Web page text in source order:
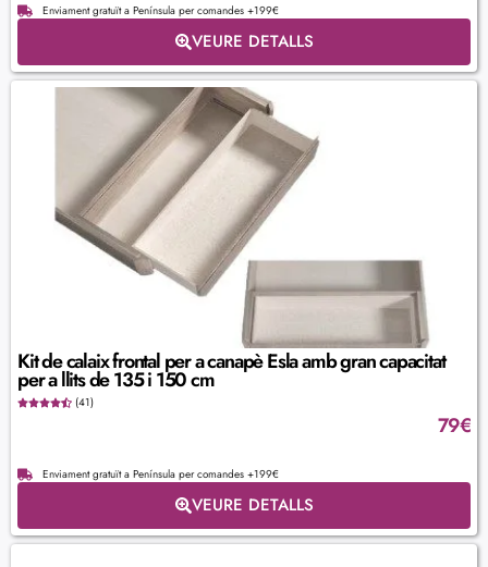
Enviament gratuït a Península per comandes +199€
VEURE DETALLS
Kit de calaix frontal per a canapè Esla amb gran capacitat
per a llits de 135 i 150 cm
(41)
79€
Enviament gratuït a Península per comandes +199€
VEURE DETALLS